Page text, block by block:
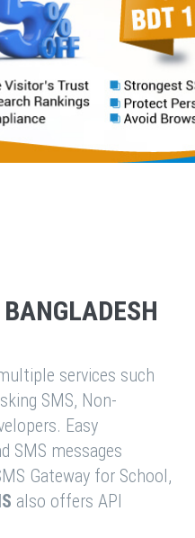
services such
SMS, Non-
Easy
SMS messages
Gateway for School,
also offers API